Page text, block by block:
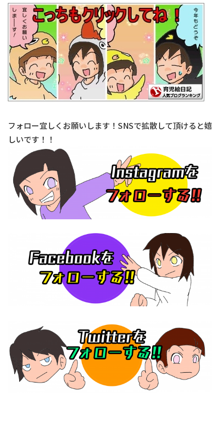
フォロー宜しくお願いします！SNSで拡散して頂けると嬉
しいです！！